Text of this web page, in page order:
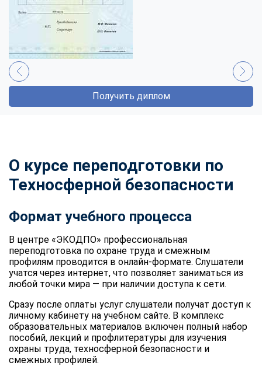
Получить диплом
О курсе переподготовки по
Техносферной безопасности
Формат учебного процесса
В центре «ЭКОДПО» профессиональная
переподготовка по охране труда и смежным
профилям проводится в онлайн-формате. Слушатели
учатся через интернет, что позволяет заниматься из
любой точки мира — при наличии доступа к сети.
Сразу после оплаты услуг слушатели получат доступ к
личному кабинету на учебном сайте. В комплекс
образовательных материалов включен полный набор
пособий, лекций и профлитературы для изучения
охраны труда, техносферной безопасности и
смежных профилей.